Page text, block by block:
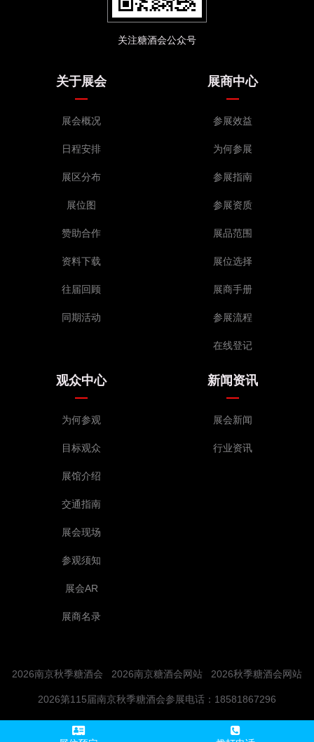
关注糖酒会公众号
关于展会
展会概况
日程安排
展区分布
展位图
赞助合作
资料下载
往届回顾
同期活动
展商中心
参展效益
为何参展
参展指南
参展资质
展品范围
展位选择
展商手册
参展流程
在线登记
观众中心
为何参观
目标观众
展馆介绍
交通指南
展会现场
参观须知
展会AR
展商名录
新闻资讯
展会新闻
行业资讯
2026南京秋季糖酒会 2026南京糖酒会网站 2026秋季糖酒会网站
2026第115届南京秋季糖酒会参展电话：18581867296